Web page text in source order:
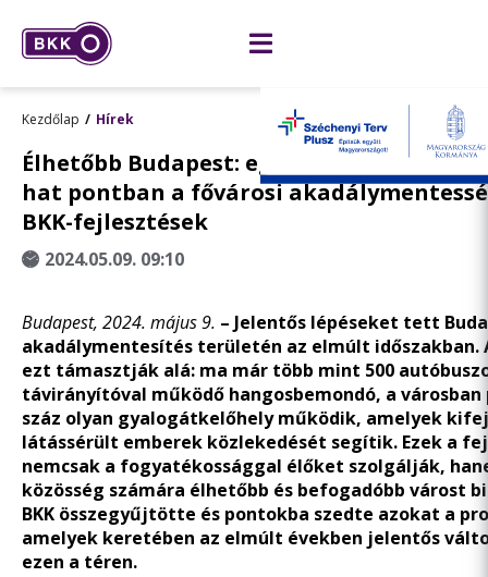
Kezdőlap Hírek
Élhetőbb Budapest: egyenlő esélyek
hat pontban a fővárosi
BKK-fejlesztések
2024.05.09. 09:10
Budapest, 2024. május 9. – Jelentős lépéseket tett
akadálymentesítés területén az elmúlt időszakban.
ezt támasztják alá: ma már több mint 500
távirányítóval működő hangosbemondó, a
száz olyan gyalogátkelőhely működik, amelyek
látássérült emberek közlekedését segítik. Ezek a
nemcsak a fogyatékossággal élőket szolgálják,
közösség számára élhetőbb és befogadóbb várost
BKK összegyűjtötte és pontokba szedte azokat a
amelyek keretében az elmúlt években jelentős
ezen a téren.